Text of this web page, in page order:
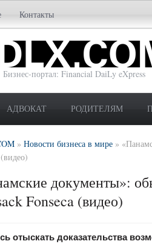
Контакты
Бизнес-портал: Financial DaiLy eXpress
АДВОКАТ РОДИТЕЛЯМ
» Новости бизнеса в мире »
документы»:
Fonseca (видео)
отыскать доказательства